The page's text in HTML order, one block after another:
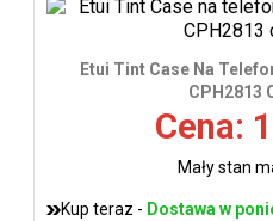
Etui Tint Case Na
CPH2813
Cena:
Mały stan
Kup teraz - Dostawa w